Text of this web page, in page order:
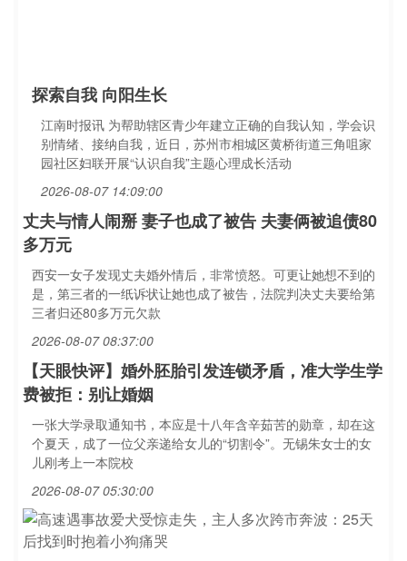
探索自我 向阳生长
江南时报讯 为帮助辖区青少年建立正确的自我认知，学会识
别情绪、接纳自我，近日，苏州市相城区黄桥街道三角咀家
园社区妇联开展“认识自我”主题心理成长活动
2026-08-07 14:09:00
丈夫与情人闹掰 妻子也成了被告 夫妻俩被追债80
多万元
西安一女子发现丈夫婚外情后，非常愤怒。可更让她想不到的
是，第三者的一纸诉状让她也成了被告，法院判决丈夫要给第
三者归还80多万元欠款
2026-08-07 08:37:00
【天眼快评】婚外胚胎引发连锁矛盾，准大学生学
费被拒：别让婚姻
一张大学录取通知书，本应是十八年含辛茹苦的勋章，却在这
个夏天，成了一位父亲递给女儿的“切割令”。无锡朱女士的女
儿刚考上一本院校
2026-08-07 05:30:00